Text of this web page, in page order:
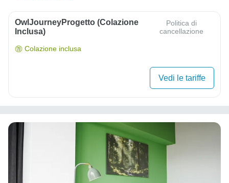
OwlJourneyProgetto (colazione
Inclusa)
Politica di
cancellazione
Colazione inclusa
Vedi le tariffe